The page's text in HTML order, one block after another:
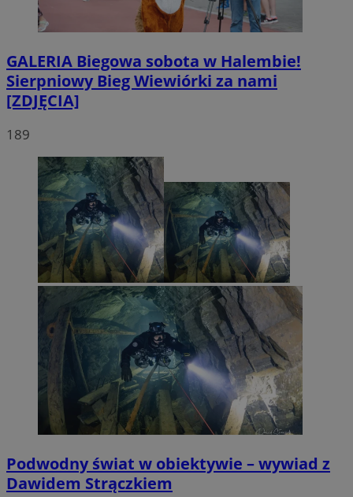
GALERIA Biegowa sobota w Halembie!
Sierpniowy Bieg Wiewiórki za nami
[ZDJĘCIA]
189
Podwodny świat w obiektywie – wywiad z
Dawidem Strączkiem